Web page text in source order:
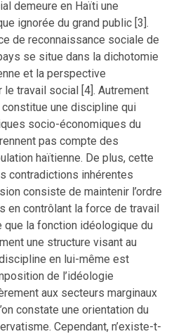
demeure en Haïti une
ignorée du grand public [3].
de reconnaissance sociale de
se situe dans la dichotomie
et la perspective
travail social [4]. Autrement
une discipline qui
socio-économiques du
pas compte des
haïtienne. De plus, cette
contradictions inhérentes
consiste de maintenir l’ordre
en contrôlant la force de travail
que la fonction idéologique du
une structure visant au
en lui-même est
de l’idéologie
aux secteurs marginaux
constate une orientation du
Cependant, n’existe-t-